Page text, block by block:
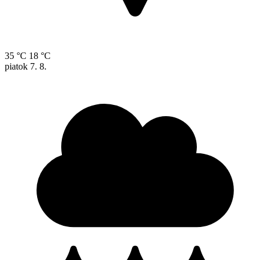
35 °C 18 °C
piatok 7. 8.